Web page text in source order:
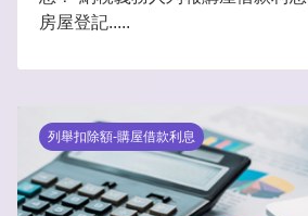
房屋登記.....
列舉扣除額-購屋借款利息